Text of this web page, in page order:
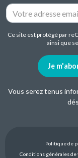
Ce site est protégé par
ainsi que
Je
Vous serez tenus
Politique de
Conditions générales de